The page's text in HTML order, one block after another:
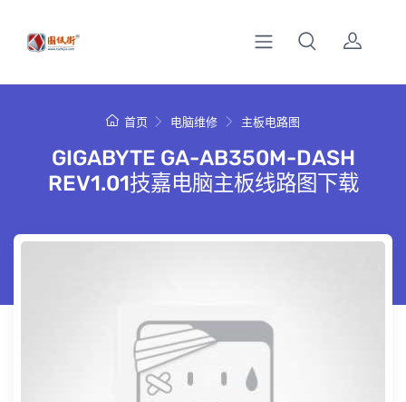
首页 电脑维修 主板电路图
GIGABYTE GA-AB350M-DASH
REV1.01技嘉电脑主板线路图下载